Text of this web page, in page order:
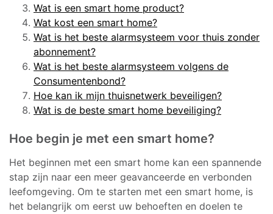
Wat is een smart home product?
Wat kost een smart home?
Wat is het beste alarmsysteem voor thuis zonder
abonnement?
Wat is het beste alarmsysteem volgens de
Consumentenbond?
Hoe kan ik mijn thuisnetwerk beveiligen?
Wat is de beste smart home beveiliging?
Hoe begin je met een smart home?
Het beginnen met een smart home kan een spannende
stap zijn naar een meer geavanceerde en verbonden
leefomgeving. Om te starten met een smart home, is
het belangrijk om eerst uw behoeften en doelen te